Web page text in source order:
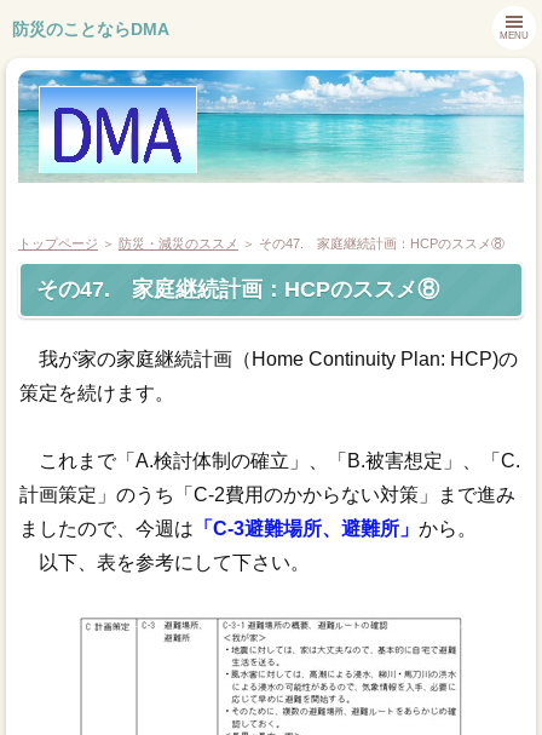
防災のことならDMA MENU
会社概要
お問合せ
トップページ ＞ 防災・減災のススメ ＞ その47. 家庭継続計画：HCPのススメ⑧
その47. 家庭継続計画：HCPのススメ⑧
我が家の家庭継続計画（Home Continuity Plan: HCP)の
策定を続けます。
これまで「A.検討体制の確立」、「B.被害想定」、「C.
計画策定」のうち「C-2費用のかからない対策」まで進み
ましたので、今週は 「C-3避難場所、避難所」 から。
以下、表を参考にして下さい。